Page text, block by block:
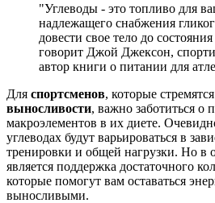
"Углеводы - это топливо для
надлежащего снабжения
довести свое тело до
говорит Джой Джексон,
автор книги о питании для
Для спортсменов, которые
выносливости, важно заботиться о
макроэлементов в их диете.
углеводах будут варьироваться в
тренировки и общей нагрузки. Но в
является поддержка достаточного
которые помогут вам оставаться
выносливыми.